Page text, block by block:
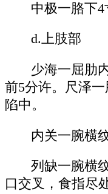
中极一胳下4
d.上肢部
少海一屈肋
前5分许。尺泽
陷中。
内关一腕横
列缺一腕横
口交叉，食指尽处